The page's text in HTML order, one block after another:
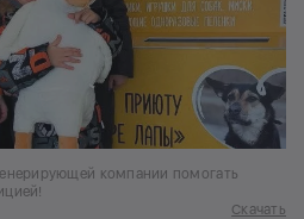
компании помогать
Скачать